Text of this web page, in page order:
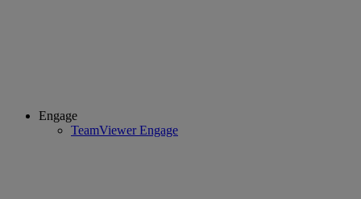
Engage
TeamViewer Engage